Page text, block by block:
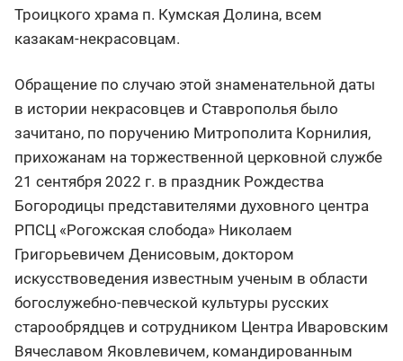
Троицкого храма п. Кумская Долина, всем
казакам-некрасовцам.
Обращение по случаю этой знаменательной даты
в истории некрасовцев и Ставрополья было
зачитано, по поручению Митрополита Корнилия,
прихожанам на торжественной церковной службе
21 сентября 2022 г. в праздник Рождества
Богородицы представителями духовного центра
РПСЦ «Рогожская слобода» Николаем
Григорьевичем Денисовым, доктором
искусствоведения известным ученым в области
богослужебно-певческой культуры русских
старообрядцев и сотрудником Центра Иваровским
Вячеславом Яковлевичем, командированным